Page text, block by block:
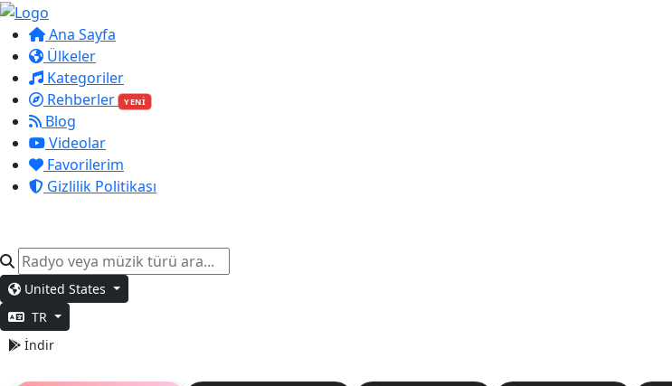
Ana Sayfa
Ülkeler
Kategoriler
Rehberler
YENİ
Blog
Videolar
Favorilerim
Gizlilik Politikası
United States
TR
İndir